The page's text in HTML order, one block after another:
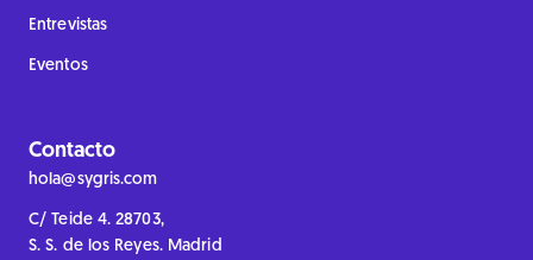
Entrevistas
Eventos
Contacto
hola@sygris.com
C/ Teide 4. 28703,
S. S. de los Reyes. Madrid